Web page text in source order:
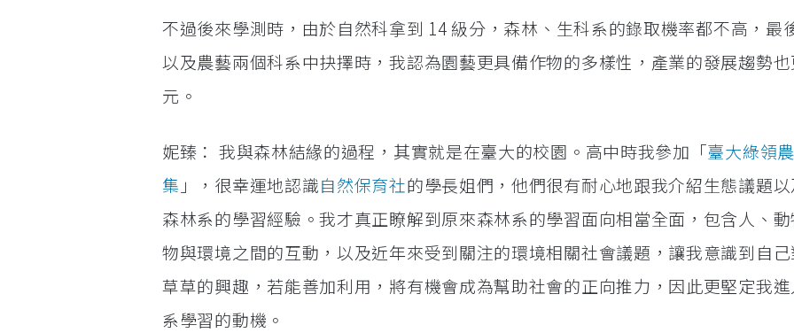
不過後來學測時，由於自然科拿到 14 級分，森林、生科系的錄取機率都不高，最
以及農藝兩個科系中抉擇時，我認為園藝更具備作物的多樣性，產業的發展趨勢
元。
妮臻： 我與森林結緣的過程，其實就是在臺大的校園。高中時我參加「臺大綠領
集 」，很幸運地認識自然保育社的學長姐們，他們很有耐心地跟我介紹生態議題
森林系的學習經驗。我才真正瞭解到原來森林系的學習面向相當全面，包含人、
物與環境之間的互動，以及近年來受到關注的環境相關社會議題，讓我意識到自
草草的興趣，若能善加利用，將有機會成為幫助社會的正向推力，因此更堅定我
系學習的動機。